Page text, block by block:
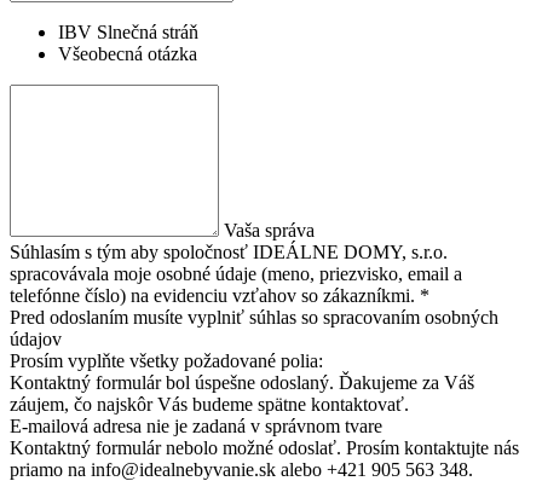
IBV Slnečná stráň
Všeobecná otázka
Vaša správa
Súhlasím s tým aby spoločnosť IDEÁLNE DOMY, s.r.o.
spracovávala moje osobné údaje (meno, priezvisko, email a
telefónne číslo) na evidenciu vzťahov so zákazníkmi. *
Pred odoslaním musíte vyplniť súhlas so spracovaním osobných
údajov
Prosím vyplňte všetky požadované polia:
Kontaktný formulár bol úspešne odoslaný. Ďakujeme za Váš
záujem, čo najskôr Vás budeme spätne kontaktovať.
E-mailová adresa nie je zadaná v správnom tvare
Kontaktný formulár nebolo možné odoslať. Prosím kontaktujte nás
priamo na info@idealnebyvanie.sk alebo +421 905 563 348.